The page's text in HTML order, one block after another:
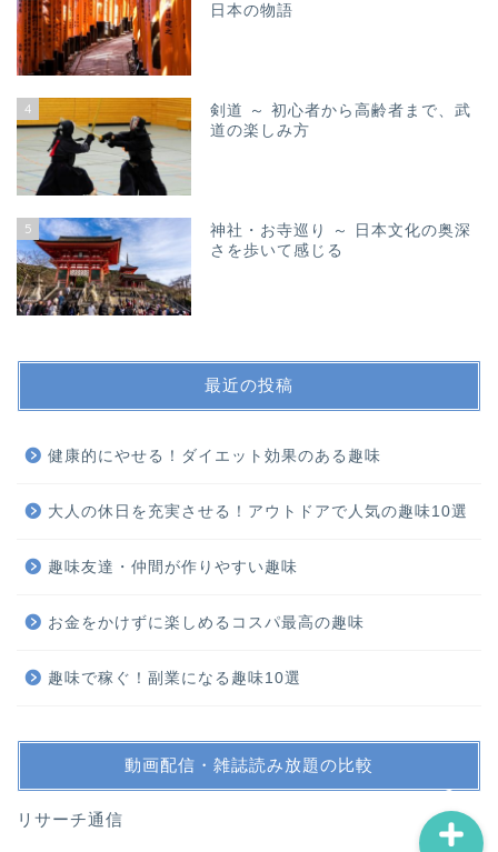
日本の物語
4
剣道 ～ 初心者から高齢者まで、武
道の楽しみ方
5
神社・お寺巡り ～ 日本文化の奥深
さを歩いて感じる
最近の投稿
健康的にやせる！ダイエット効果のある趣味
大人の休日を充実させる！アウトドアで人気の趣味10選
趣味友達・仲間が作りやすい趣味
お金をかけずに楽しめるコスパ最高の趣味
趣味で稼ぐ！副業になる趣味10選
動画配信・雑誌読み放題の比較
リサーチ通信
ホーム